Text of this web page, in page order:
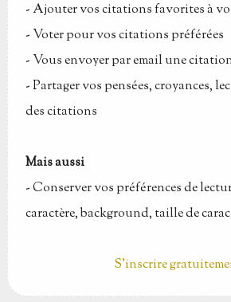
- Ajouter vos citations favorites à
-Voter pour vos citations préférées
-Vous envoyer par email une
-Partager vos pensées, croyances,
des citations
Mais aussi
-Conserver vos préférences de
caractère, background, taille de
S'inscrire